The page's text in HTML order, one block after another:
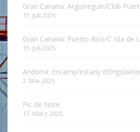
Gran Canaria: Arguineguín/Club
15. Juli 2025
Gran Canaria: Puerto Rico/C Isla de
15. Juli 2025
Andorra: Encamp/estany
2. Mai 2025
Pic de Nore
17. März 2025